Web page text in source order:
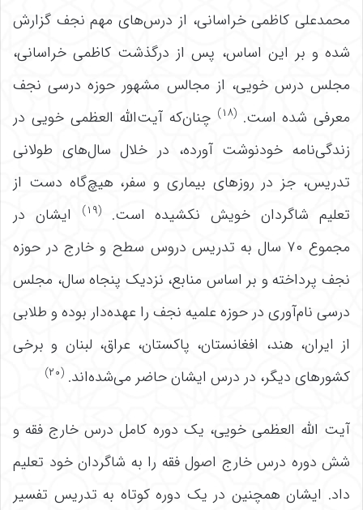
محمدعلی کاظمی خراسانی، از درس‌های مهم نجف گزارش
شده و بر این اساس، پس از درگذشت کاظمی خراسانی،
مجلس درس خویی، از مجالس مشهور حوزه درسی نجف
معرفی شده است.(۱۸)
چنان‌که آیت‌الله العظمی خویی در
زندگی‌نامه خودنوشت آورده، در خلال سال‌های طولانی
تدریس، جز در روزهای بیماری و سفر، هیچ‌گاه دست از
تعلیم شاگردان خویش نکشیده است.(۱۹)
ایشان در
مجموع ۷۰ سال به تدریس دروس سطح و خارج در حوزه
نجف پرداخته و بر اساس منابع، نزدیک پنجاه سال، مجلس
درسی نام‌آوری در حوزه علمیه نجف را عهده‌دار بوده و طلابی
از ایران، هند، افغانستان، پاکستان، عراق، لبنان و برخی
کشورهای دیگر، در درس ایشان حاضر می‌شده‌اند. (۲۰)
آیت الله العظمی خویی، یک دوره کامل درس خارج فقه و
شش دوره درس خارج اصول فقه را به شاگردان خود تعلیم
داد. ایشان همچنین در یک دوره کوتاه به تدریس تفسیر